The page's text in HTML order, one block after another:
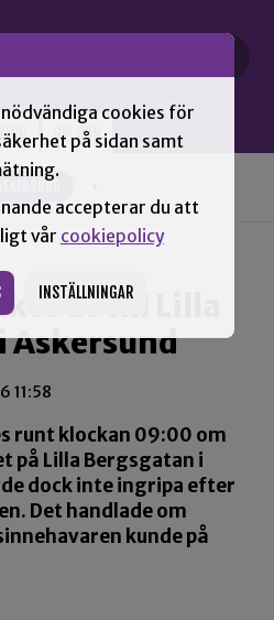
cookies för
på sidan samt
accepterar du att
vår cookiepolicy
INSTÄLLNINGAR
OM SNN
ASKERSUND
ut till Lilla
Askersund
11:58
runt klockan 09:00 om
på Lilla Bergsgatan i
dock inte ingripa efter
Det handlade om
kunde på